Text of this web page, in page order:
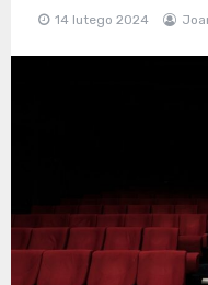
14 lutego 2024